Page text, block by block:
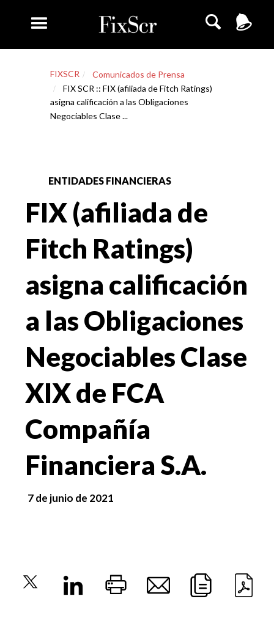
FIXSCR
Comunicados de Prensa
FIX SCR :: FIX (afiliada de Fitch Ratings)
asigna calificación a las Obligaciones
Negociables Clase ...
ENTIDADES FINANCIERAS
FIX (afiliada de
Fitch Ratings)
asigna calificación
a las Obligaciones
Negociables Clase
XIX de FCA
Compañía
Financiera S.A.
7 de junio de 2021